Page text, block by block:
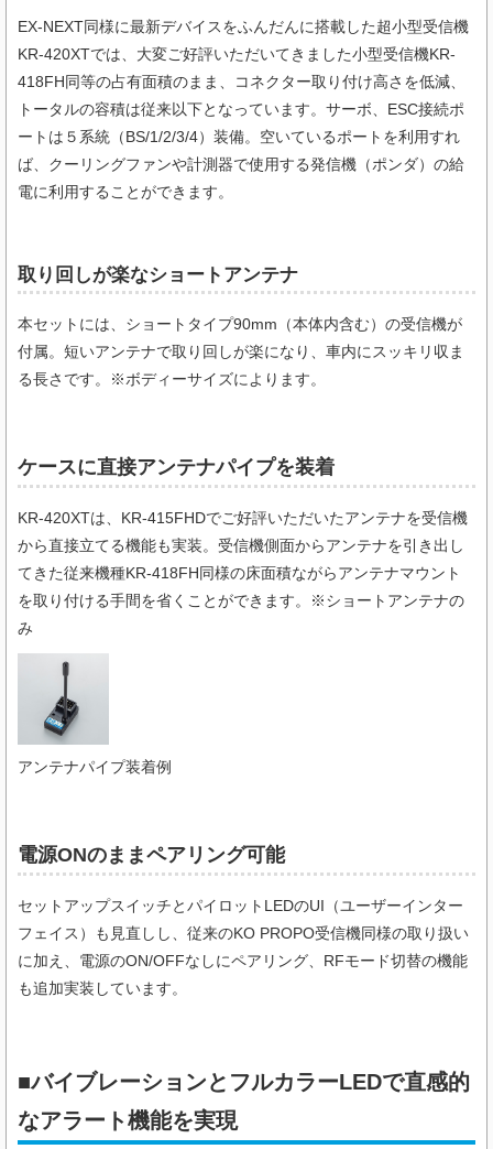
EX-NEXT同様に最新デバイスをふんだんに搭載した超小型受信機
KR-420XTでは、大変ご好評いただいてきました小型受信機KR-
418FH同等の占有面積のまま、コネクター取り付け高さを低減、
トータルの容積は従来以下となっています。サーボ、ESC接続ポ
ートは５系統（BS/1/2/3/4）装備。空いているポートを利用すれ
ば、クーリングファンや計測器で使用する発信機（ポンダ）の給
電に利用することができます。
取り回しが楽なショートアンテナ
本セットには、ショートタイプ90mm（本体内含む）の受信機が
付属。短いアンテナで取り回しが楽になり、車内にスッキリ収ま
る長さです。※ボディーサイズによります。
ケースに直接アンテナパイプを装着
KR-420XTは、KR-415FHDでご好評いただいたアンテナを受信機
から直接立てる機能も実装。受信機側面からアンテナを引き出し
てきた従来機種KR-418FH同様の床面積ながらアンテナマウント
を取り付ける手間を省くことができます。※ショートアンテナの
み
アンテナパイプ装着例
電源ONのままペアリング可能
セットアップスイッチとパイロットLEDのUI（ユーザーインター
フェイス）も見直しし、従来のKO PROPO受信機同様の取り扱い
に加え、電源のON/OFFなしにペアリング、RFモード切替の機能
も追加実装しています。
■バイブレーションとフルカラーLEDで直感的
なアラート機能を実現